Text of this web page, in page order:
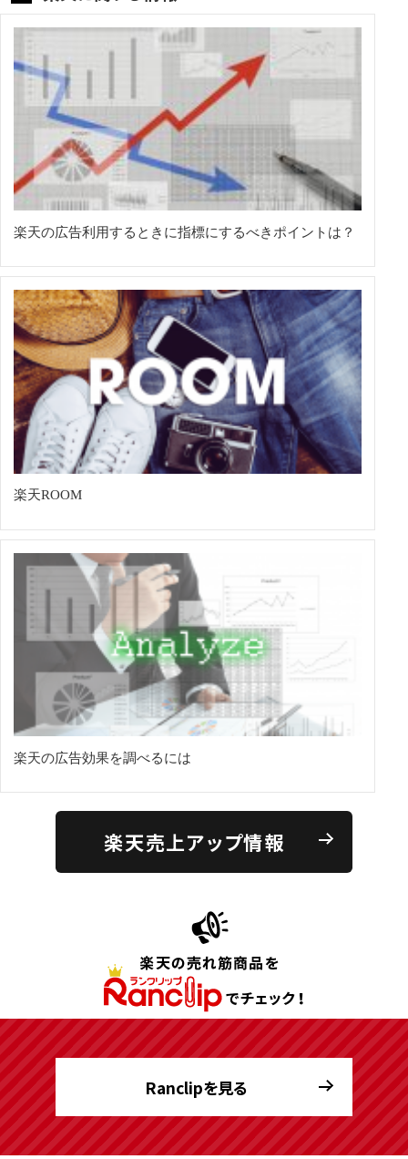
楽天の広告利用するときに指標にするべきポイントは？
楽天ROOM
楽天の広告効果を調べるには
楽天売上アップ情報
Ranclipを見る